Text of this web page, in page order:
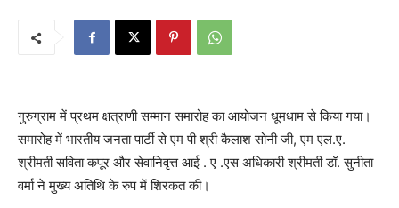
गुरुग्राम में प्रथम क्षत्राणी सम्मान समारोह का आयोजन धूमधाम से किया गया।
समारोह में भारतीय जनता पार्टी से एम पी श्री कैलाश सोनी जी, एम एल.ए.
श्रीमती सविता कपूर और सेवानिवृत्त आई . ए .एस अधिकारी श्रीमती डॉ. सुनीता
वर्मा ने मुख्य अतिथि के रुप में शिरकत की।